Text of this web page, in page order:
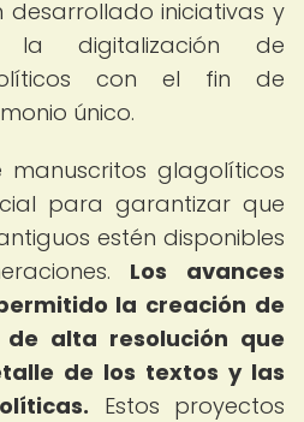
desarrollado iniciativas y
la digitalización de
con el fin de
único.
manuscritos glagolíticos
para garantizar que
estén disponibles
Los avances
la creación de
alta resolución que
de los textos y las
Estos proyectos